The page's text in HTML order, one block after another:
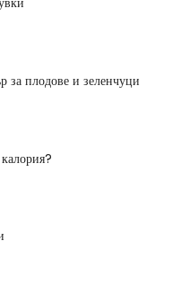
за плодове и зеленчуци